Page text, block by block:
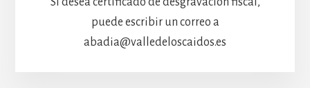
puede escribir un correo a
abadia@valledeloscaidos.es